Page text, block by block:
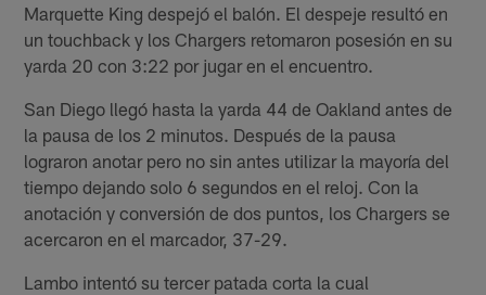
Marquette King despejó el balón. El despeje resultó en
un touchback y los Chargers retomaron posesión en su
yarda 20 con 3:22 por jugar en el encuentro.
San Diego llegó hasta la yarda 44 de Oakland antes de
la pausa de los 2 minutos. Después de la pausa
lograron anotar pero no sin antes utilizar la mayoría del
tiempo dejando solo 6 segundos en el reloj. Con la
anotación y conversión de dos puntos, los Chargers se
acercaron en el marcador, 37-29.
Lambo intentó su tercer patada corta la cual